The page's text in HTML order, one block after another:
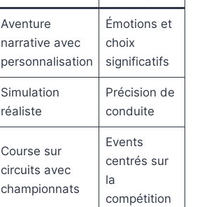
Aventure
narrative avec
personnalisation
Émotions et
choix
significatifs
Simulation
réaliste
Précision de
conduite
Course sur
circuits avec
championnats
Events
centrés sur
la
compétition